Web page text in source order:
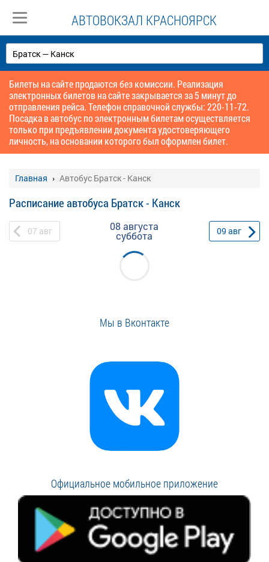
АВТОВОКЗАЛ КРАСНОЯРСК
Билеты на сайте продаются без комиссии. Реализация
электронных билетов на сайте закрывается за 5 минут до
отправления рейса. Телефон справочной службы: 220-11-72.
Посадка в автобус по электронным билетам осуществляется
только при предъявлении документа удостоверяющего
личность, на основании которого был оформлен билет.
Главная Автобус Братск - Канск
Расписание автобуса Братск - Канск
07 авг 08 августа
суббота 09 авг
Мы в Вконтакте
Официальное мобильное приложение